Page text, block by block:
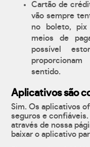
Cartão de
vão sempre
no boleto, pix
meios de
possível
sentido.
Aplicativos são
Sim. Os aplicativos
seguros e
através de nossa
baixar o aplicativo